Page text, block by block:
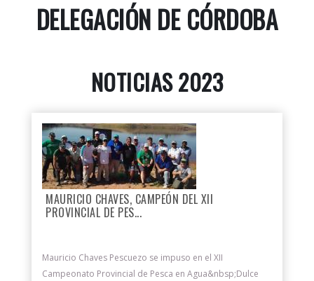
DELEGACIÓN DE CÓRDOBA
NOTICIAS 2023
MAURICIO CHAVES, CAMPEÓN DEL XII
PROVINCIAL DE PES...
Mauricio Chaves Pescuezo se impuso en el XII
Campeonato Provincial de Pesca en Agua&nbsp;Dulce